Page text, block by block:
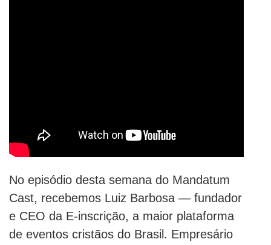
No episódio desta semana do Mandatum
Cast, recebemos Luiz Barbosa — fundador
e CEO da E-inscrição, a maior plataforma
de eventos cristãos do Brasil. Empresário